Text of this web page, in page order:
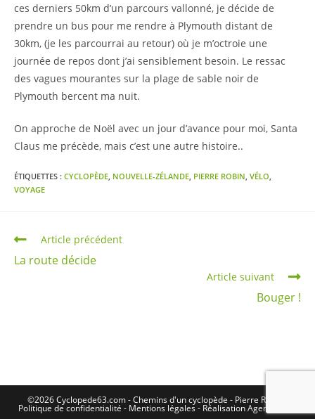
ces derniers 50km d’un parcours vallonné, je décide de
prendre un bus pour me rendre à Plymouth distant de
30km, (je les parcourrai au retour) où je m’octroie une
journée de repos dont j’ai sensiblement besoin. Le ressac
des vagues mourantes sur la plage de sable noir de
Plymouth bercent ma nuit.
On approche de Noël avec un jour d’avance pour moi, Santa
Claus me précède, mais c’est une autre histoire..
ÉTIQUETTES : CYCLOPÈDE NOUVELLE-ZÉLANDE PIERRE ROBIN VÉLO
VOYAGE
Read
articles
Article précédent
La route décide
Article suivant
Bouger !
©2026 Cyclopede63.com - Chemins d'un cyclopède - Pierre Robin -
Politique de confidentialité - Mentions légales- RéalisationAgence Kinic